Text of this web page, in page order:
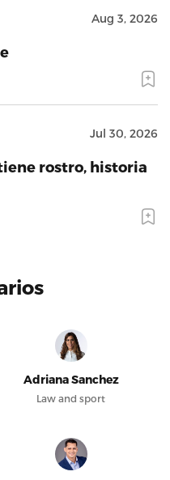
Aug 3, 2026
Jul 30, 2026
rostro, historia
Adriana Sanchez
Law and sport